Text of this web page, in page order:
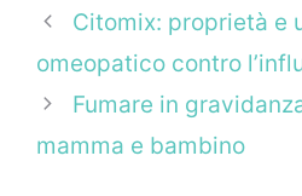
Citomix: proprietà e
omeopatico contro
Fumare in
mamma e bambino